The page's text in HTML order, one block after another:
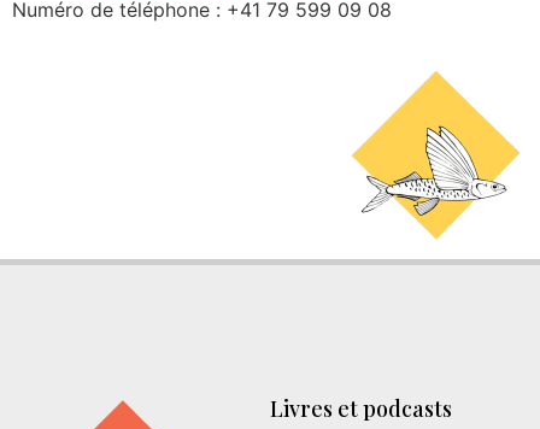
Numéro de téléphone : +41 79 599 09 08
Livres et podcasts